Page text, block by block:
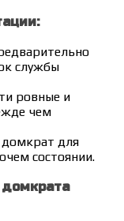
службы
ровные и
чем
домкрат для
состоянии.
домкрата